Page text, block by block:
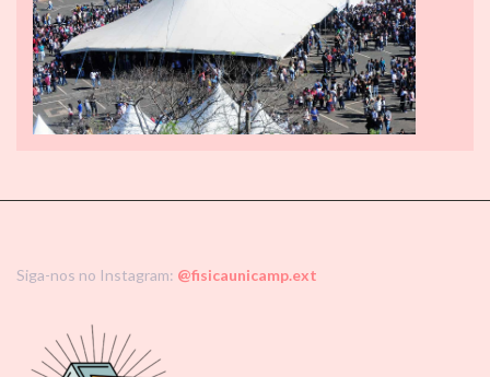
Siga-nos no Instagram: @fisicaunicamp.ext